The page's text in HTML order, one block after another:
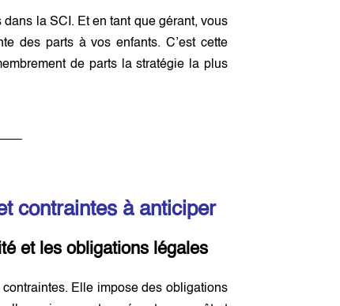
la SCI. Et en tant que gérant, vous
des parts à vos enfants. C’est cette
de parts la stratégie la plus
contraintes à anticiper
et les obligations légales
Elle impose des obligations